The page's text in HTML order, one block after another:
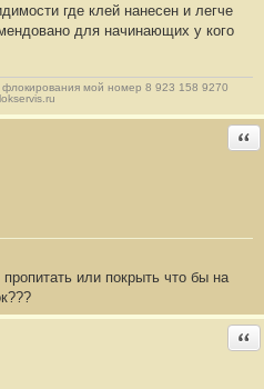
где клей нанесен и легче
для начинающих у кого
флокирования мой номер 8 923 158 9270
или покрыть что бы на